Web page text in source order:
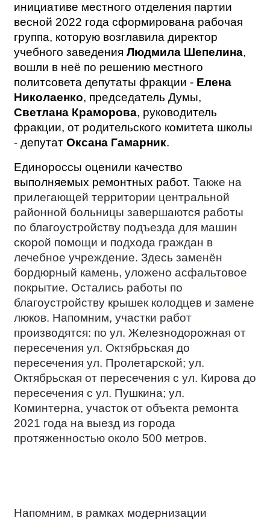
инициативе местного отделения партии
весной 2022 года сформирована рабочая
группа, которую возглавила директор
учебного заведения Людмила Шепелина,
вошли в неё по решению местного
политсовета депутаты фракции - Елена
Николаенко, председатель Думы,
Светлана Краморова, руководитель
фракции, от родительского комитета школы
- депутат Оксана Гамарник.
Единороссы оценили качество
выполняемых ремонтных работ. Также на
прилегающей территории центральной
районной больницы завершаются работы
по благоустройству подъезда для машин
скорой помощи и подхода граждан в
лечебное учреждение. Здесь заменён
бордюрный камень, уложено асфальтовое
покрытие. Остались работы по
благоустройству крышек колодцев и замене
люков. Напомним, участки работ
производятся: по ул. Железнодорожная от
пересечения ул. Октябрьская до
пересечения ул. Пролетарской; ул.
Октябрьская от пересечения с ул. Кирова до
пересечения с ул. Пушкина; ул.
Коминтерна, участок от объекта ремонта
2021 года на выезд из города
протяженностью около 500 метров.
Напомним, в рамках модернизации